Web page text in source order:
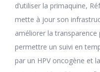
d’utiliser la primaquine,
mette à jour son
améliorer la
permettre un suivi en
par un HPV oncogène et